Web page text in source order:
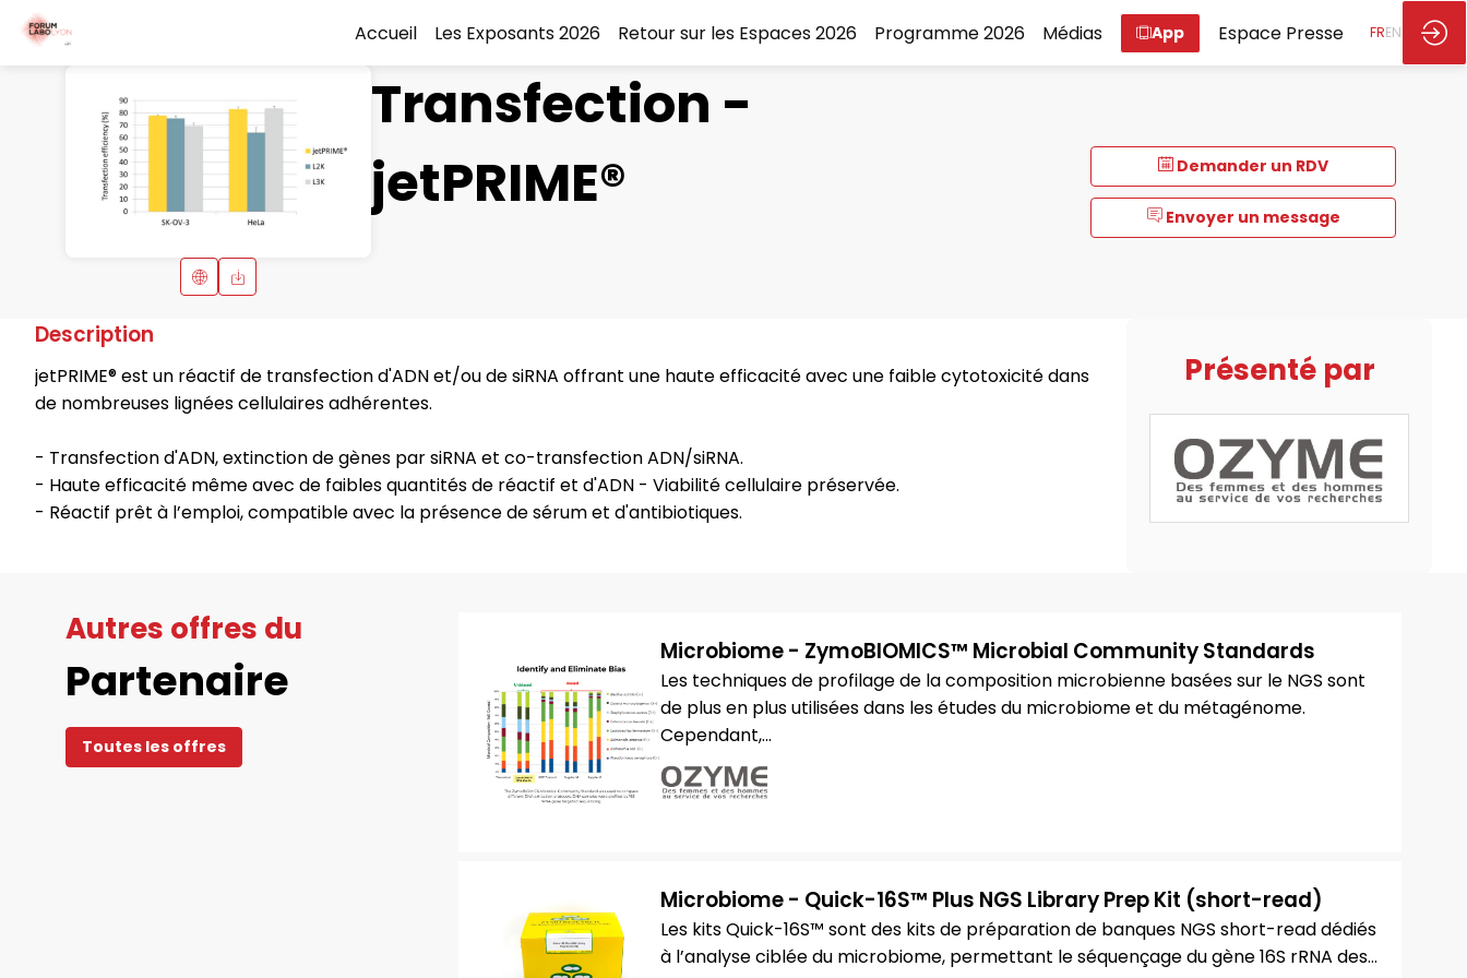
Accueil Les Exposants 2026 Retour sur les Espaces 2026 Programme 2026 Médias App Espace Presse FREN
Demander un RDV
Envoyer un message
Transfection -
jetPRIME®
Description
jetPRIME® est un réactif de transfection d'ADN et/ou de siRNA offrant une haute efficacité avec une faible cytotoxicité dans
de nombreuses lignées cellulaires adhérentes.
- Transfection d'ADN, extinction de gènes par siRNA et co-transfection ADN/siRNA.
- Haute efficacité même avec de faibles quantités de réactif et d'ADN - Viabilité cellulaire préservée.
- Réactif prêt à l’emploi, compatible avec la présence de sérum et d'antibiotiques.
Présenté par
Autres offres du
Partenaire
Toutes les offres
Microbiome - ZymoBIOMICS™ Microbial Community Standards
Les techniques de profilage de la composition microbienne basées sur le NGS sont
de plus en plus utilisées dans les études du microbiome et du métagénome.
Cependant,...
Microbiome - Quick-16S™ Plus NGS Library Prep Kit (short-read)
Les kits Quick-16S™ sont des kits de préparation de banques NGS short-read dédiés
à l’analyse ciblée du microbiome, permettant le séquençage du gène 16S rRNA des...